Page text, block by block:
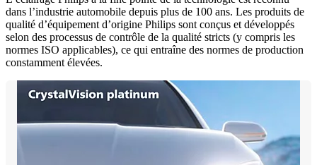
dans l’industrie automobile depuis plus de 100 ans. Les produits de
qualité d’équipement d’origine Philips sont conçus et développés
selon des processus de contrôle de la qualité stricts (y compris les
normes ISO applicables), ce qui entraîne des normes de production
constamment élevées.